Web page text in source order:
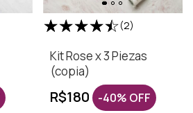
(2)
Kit Rose x 3 Piezas
(copia)
R$180 -40% OFF